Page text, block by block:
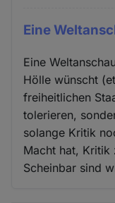
Eine
Eine
Hölle wünscht
freiheitlichen
tolerieren,
solange Kritik
Macht hat, Kritik
Scheinbar sind